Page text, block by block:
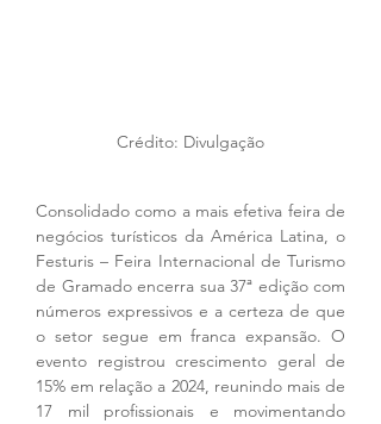
Crédito: Divulgação
Consolidado como a mais efetiva feira de
negócios turísticos da América Latina, o
Festuris – Feira Internacional de Turismo
de Gramado encerra sua 37ª edição com
números expressivos e a certeza de que
o setor segue em franca expansão. O
evento registrou crescimento geral de
15% em relação a 2024, reunindo mais de
17 mil profissionais e movimentando